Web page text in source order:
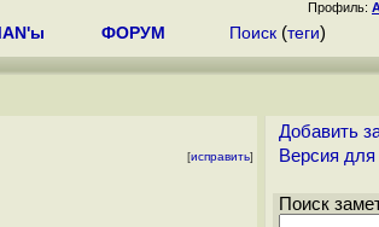
Профиль:
ФОРУМ Поиск (теги)
[исправить]
Добавить
Версия для
Поиск